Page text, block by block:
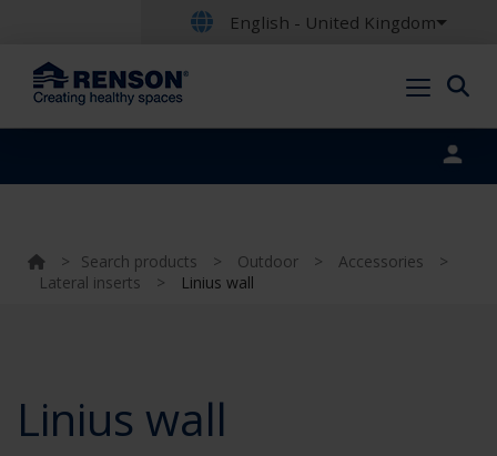
English - United Kingdom
> Search products > Outdoor > Accessories
>
Lateral inserts
> Linius wall
Linius wall